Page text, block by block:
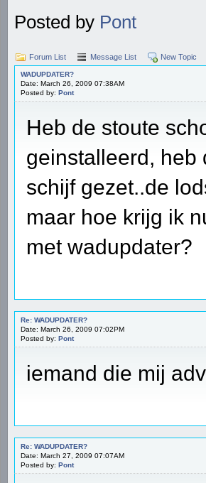
Posted by Pont
Forum List Message List New Topic
WADUPDATER?
Date: March 26, 2009 07:38AM
Posted by: Pont
Heb de stoute
geinstalleerd, heb
schijf gezet..de
maar hoe krijg ik
met wadupdater?
Re: WADUPDATER?
Date: March 26, 2009 07:02PM
Posted by: Pont
iemand die mij
Re: WADUPDATER?
Date: March 27, 2009 07:07AM
Posted by: Pont